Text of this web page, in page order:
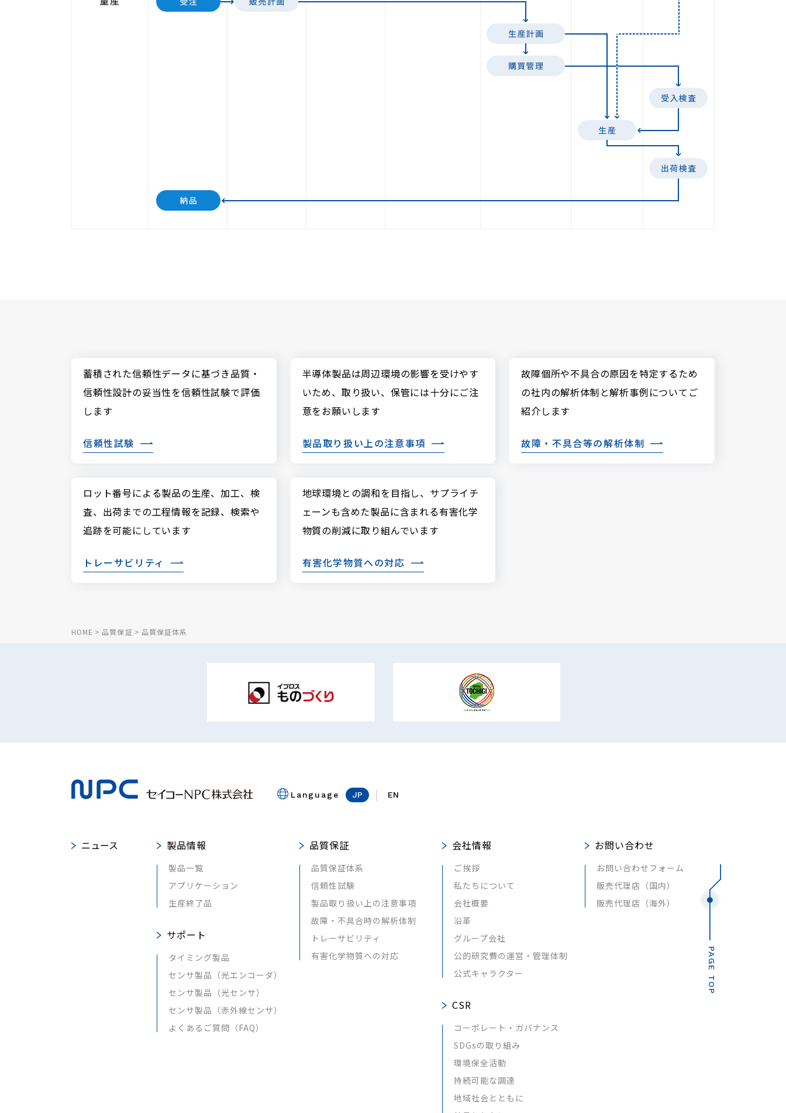
蓄積された信頼性データに基づき品質・
信頼性設計の妥当性を信頼性試験で評価
します
信頼性試験
半導体製品は周辺環境の影響を受けやす
いため、取り扱い、保管には十分にご注
意をお願いします
製品取り扱い上の注意事項
故障個所や不具合の原因を特定するため
の社内の解析体制と解析事例についてご
紹介します
故障・不具合等の解析体制
ロット番号による製品の生産、加工、検
査、出荷までの工程情報を記録、検索や
追跡を可能にしています
トレーサビリティ
地球環境との調和を目指し、サプライチ
ェーンも含めた製品に含まれる有害化学
物質の削減に取り組んでいます
有害化学物質への対応
HOME 品質保証 品質保証体系
Language JP EN
ニュース 製品情報
製品一覧
アプリケーション
生産終了品
サポート
タイミング製品
センサ製品（光エンコーダ）
センサ製品（光センサ）
センサ製品（赤外線センサ）
よくあるご質問（FAQ）
品質保証
品質保証体系
信頼性試験
製品取り扱い上の注意事項
故障・不具合時の解析体制
トレーサビリティ
有害化学物質への対応
会社情報
ご挨拶
私たちについて
会社概要
沿革
グループ会社
公的研究費の運営・管理体制
公式キャラクター
CSR
コーポレート・ガバナンス
SDGsの取り組み
環境保全活動
持続可能な調達
地域社会とともに
お問い合わせ
お問い合わせフォーム
販売代理店（国内）
販売代理店（海外）
PAGE TOP